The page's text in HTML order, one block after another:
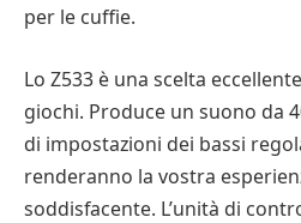
per le cuffie.
Lo Z533 è una scelta
giochi. Produce un suono da
di impostazioni dei bassi
renderanno la vostra
soddisfacente. L’unità di